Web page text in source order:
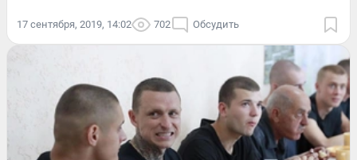
17 сентября, 2019, 14:02 702 Обсудить